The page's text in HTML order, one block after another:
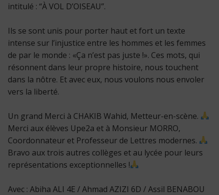
intitulé : “À VOL D’OISEAU”.
Ils se sont unis pour porter haut et fort un texte
intense sur l’injustice entre les hommes et les femmes
de par le monde : «Ça n’est pas juste !». Ces mots, qui
résonnent dans leur propre histoire, nous touchent
dans la nôtre. Et avec eux, nous voulons nous envoler
vers la liberté.
Un grand Merci à CHAKIB Wahid, Metteur-en-scène.
Merci aux élèves Upe2a et à Monsieur MORRO,
Coordonnateur et Professeur de Lettres modernes.
Bravo aux trois autres collèges et au lycée pour leurs
représentations exceptionnelles !
Avec : Abiha ALI 4E / Ahmad AZIZI 6D / Assil BENABOU